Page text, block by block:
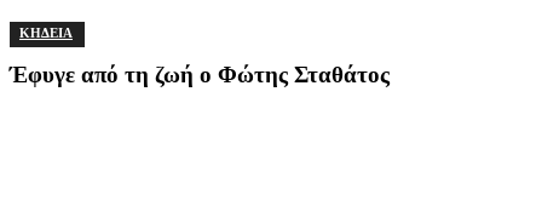
ΚΗΔΕΙΑ
Έφυγε από τη ζωή ο Φώτης Σταθάτος